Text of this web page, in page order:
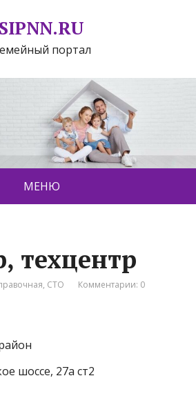
SIPNN.RU
портал
МЕНЮ
техцентр
, СТО Комментарии: 0
шоссе, 27а ст2